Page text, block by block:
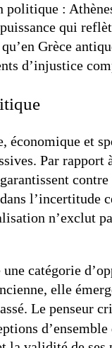
politique :
qui
Grèce
d’injustice
économique et
Par rapport
l’incertitude
n’exclut
catégorie
elle
Le penseur